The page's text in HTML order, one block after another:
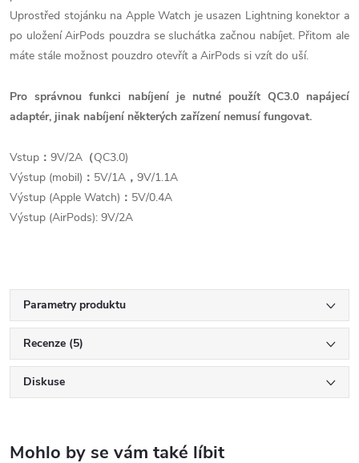
Uprostřed stojánku na Apple Watch je usazen Lightning konektor a
po uložení AirPods pouzdra se sluchátka začnou nabíjet. Přitom ale
máte stále možnost pouzdro otevřít a AirPods si vzít do uší.
Pro správnou funkci nabíjení je nutné použít QC3.0 napájecí
adaptér, jinak nabíjení některých zařízení nemusí fungovat.
Vstup ： 9V/2A （QC3.0)
Výstup (mobil) ： 5V/1A ， 9V/1.1A
Výstup (Apple Watch) ： 5V/0.4A
Výstup (AirPods): 9V/2A
Parametry produktu
Recenze (5)
Diskuse